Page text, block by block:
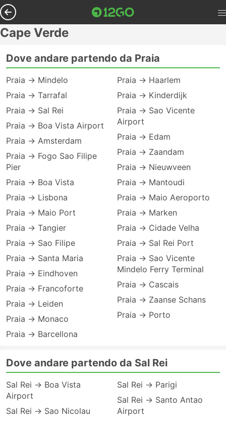
Cape Verde
Dove andare partendo da Praia
Praia → Mindelo
Praia → Tarrafal
Praia → Sal Rei
Praia → Boa Vista Airport
Praia → Amsterdam
Praia → Fogo Sao Filipe
Pier
Praia → Boa Vista
Praia → Lisbona
Praia → Maio Port
Praia → Tangier
Praia → Sao Filipe
Praia → Santa Maria
Praia → Eindhoven
Praia → Francoforte
Praia → Leiden
Praia → Monaco
Praia → Barcellona
Praia → Haarlem
Praia → Kinderdijk
Praia → Sao Vicente
Airport
Praia → Edam
Praia → Zaandam
Praia → Nieuwveen
Praia → Mantoudi
Praia → Maio Aeroporto
Praia → Marken
Praia → Cidade Velha
Praia → Sal Rei Port
Praia → Sao Vicente
Mindelo Ferry Terminal
Praia → Cascais
Praia → Zaanse Schans
Praia → Porto
Dove andare partendo da Sal Rei
Sal Rei → Boa Vista
Airport
Sal Rei → Sao Nicolau
Sal Rei → Parigi
Sal Rei → Santo Antao
Airport